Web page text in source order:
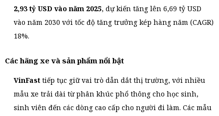
2,93 tỷ USD vào năm 2025, dự kiến tăng lên 6,69 tỷ USD
vào năm 2030 với tốc độ tăng trưởng kép hàng năm (CAGR)
18%.
Các hãng xe và sản phẩm nổi bật
VinFast tiếp tục giữ vai trò dẫn dắt thị trường, với nhiều
mẫu xe trải dài từ phân khúc phổ thông cho học sinh,
sinh viên đến các dòng cao cấp cho người đi làm. Các mẫu